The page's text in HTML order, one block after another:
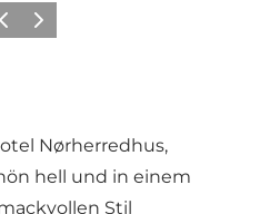
Weiter
Nørherredhus,
hell und in einem
Stil